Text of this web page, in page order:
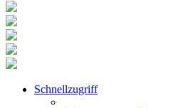
Schnellzugriff